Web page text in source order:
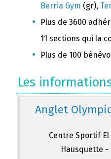
Berria Gym (gr),
Plus de 3600
11 sections qui la
Plus de 100
Les
Anglet
Centre Sportif
Hausquette -